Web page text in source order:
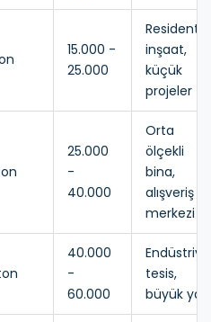
15.000 -
25.000
inşaat,
küçük
projeler
25.000
-
40.000
Orta
ölçekli
bina,
alışveriş
merkezi
40.000
-
60.000
tesis,
büyük